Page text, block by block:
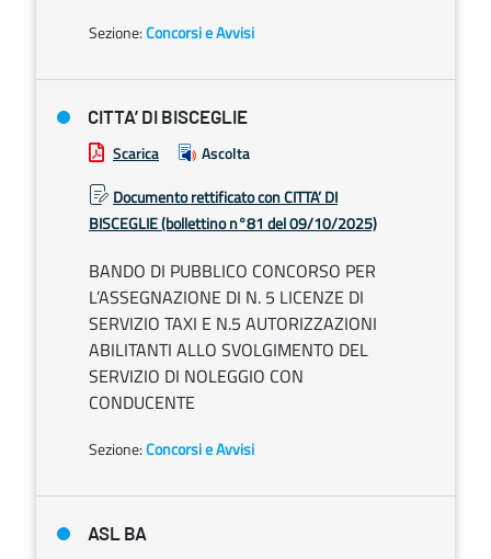
Sezione:Concorsi e Avvisi
CITTA’ DI BISCEGLIE
Scarica
Ascolta
Documento rettificato con CITTA’ DI
BISCEGLIE (bollettino n°81 del 09/10/2025)
BANDO DI PUBBLICO CONCORSO PER
L’ASSEGNAZIONE DI N. 5 LICENZE DI
SERVIZIO TAXI E N.5 AUTORIZZAZIONI
ABILITANTI ALLO SVOLGIMENTO DEL
SERVIZIO DI NOLEGGIO CON
CONDUCENTE
Sezione:Concorsi e Avvisi
ASL BA